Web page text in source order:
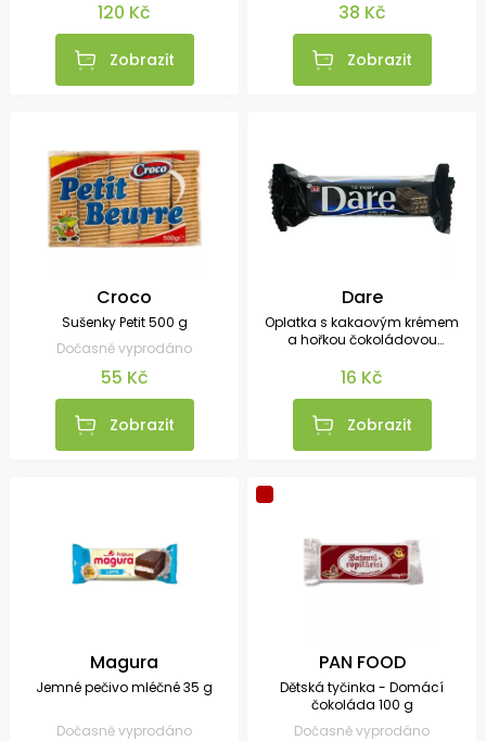
120 Kč
Zobrazit
38 Kč
Zobrazit
Croco
Sušenky Petit 500 g
Dočasně vyprodáno
55 Kč
Zobrazit
Dare
Oplatka s kakaovým krémem
a hořkou čokoládovou
16 Kč
Zobrazit
Magura
Jemné pečivo mléčné 35 g
Dočasně vyprodáno
PAN FOOD
Dětská tyčinka - Domácí
čokoláda 100 g
Dočasně vyprodáno